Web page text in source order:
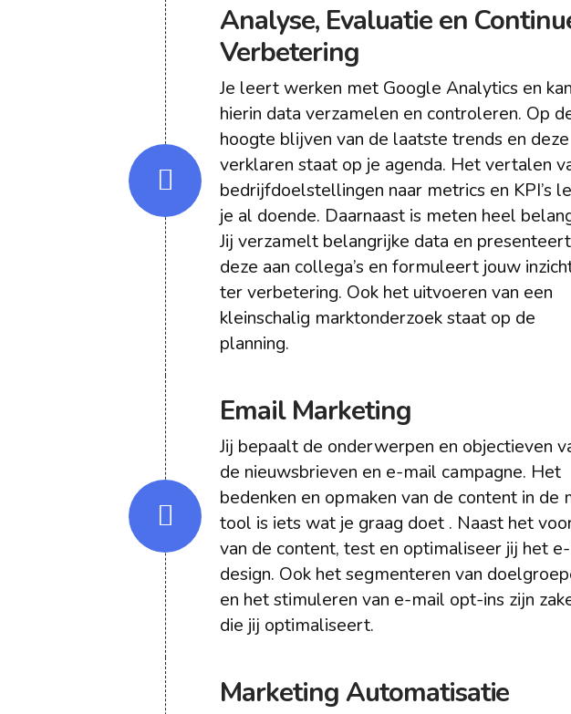
Analyse, Evaluatie en
Verbetering
Je leert werken met Google Analytics en kan
hierin data verzamelen en controleren. Op
hoogte blijven van de laatste trends en deze
verklaren staat op je agenda. Het vertalen
bedrijfdoelstellingen naar metrics en KPI’s
je al doende. Daarnaast is meten heel
Jij verzamelt belangrijke data en presenteert
deze aan collega’s en formuleert jouw
ter verbetering. Ook het uitvoeren van een
kleinschalig marktonderzoek staat op de
planning.
Email Marketing
Jij bepaalt de onderwerpen en objectieven
de nieuwsbrieven en e-mail campagne. Het
bedenken en opmaken van de content in de
tool is iets wat je graag doet . Naast het
van de content, test en optimaliseer jij het
design. Ook het segmenteren van
en het stimuleren van e-mail opt-ins zijn
die jij optimaliseert.
Marketing Automatisatie